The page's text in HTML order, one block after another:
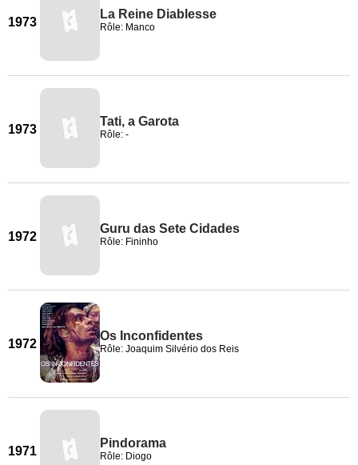
1973
La Reine Diablesse
Rôle: Manco
1973
Tati, a Garota
Rôle: -
1972
Guru das Sete Cidades
Rôle: Fininho
1972
Os Inconfidentes
Rôle: Joaquim Silvério dos Reis
1971
Pindorama
Rôle: Diogo